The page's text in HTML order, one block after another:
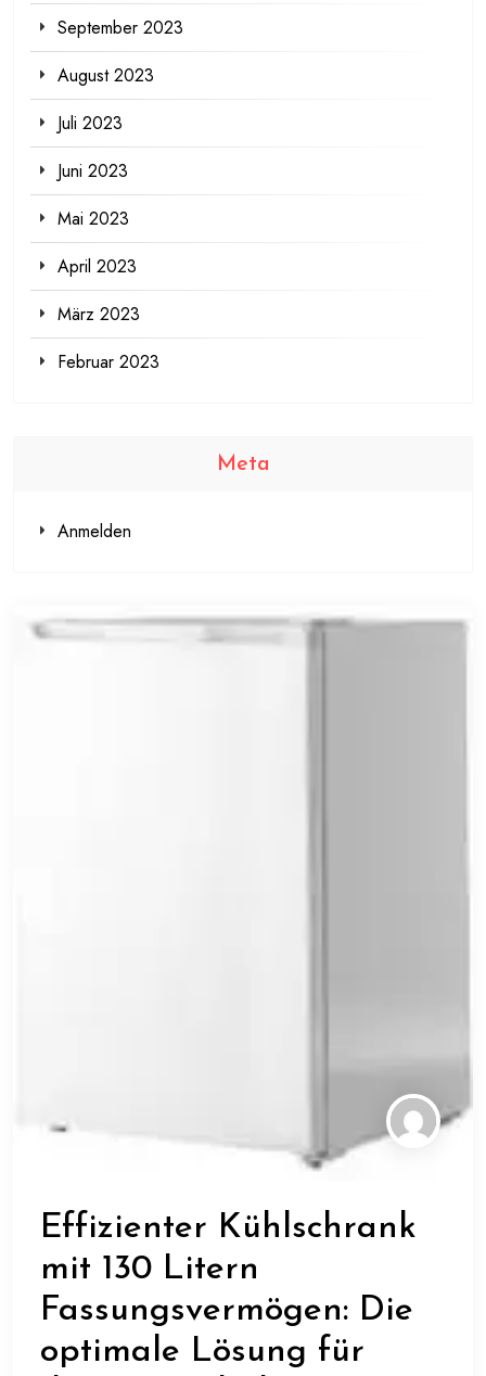
Effizienter Kühlschrank
mit 130 Litern
Fassungsvermögen: Die
optimale Lösung für
September 2023
August 2023
Juli 2023
Juni 2023
Mai 2023
April 2023
März 2023
Februar 2023
Meta
Anmelden